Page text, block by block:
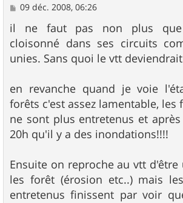
M
a
g
e
09 déc. 2008, 06:26
il ne faut pas non plus que
cloisonné dans ses circuits
unies. Sans quoi le vtt
en revanche quand je voie
forêts c'est assez lamentable, les
ne sont plus entretenus et
20h qu'il y a des inondations!!!!
Ensuite on reproche au vtt
les forêt (érosion etc..) mais
entretenus finissent par voir